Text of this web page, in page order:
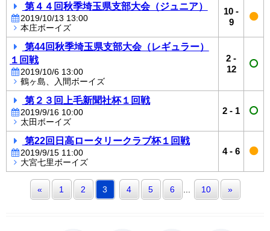
第４４回秋季埼玉県支部大会（ジュニア）
2019/10/13 13:00
本庄ボーイズ
10 -
9
第44回秋季埼玉県支部大会（レギュラー）
１回戦
2019/10/6 13:00
鶴ヶ島、入間ボーイズ
2 -
12
第２３回上毛新聞社杯１回戦
2019/9/16 10:00
太田ボーイズ
2 - 1
第22回日高ロータリークラブ杯１回戦
2019/9/15 11:00
大宮七里ボーイズ
4- 6
« 1 2 3 4 5 6 ... 10 »